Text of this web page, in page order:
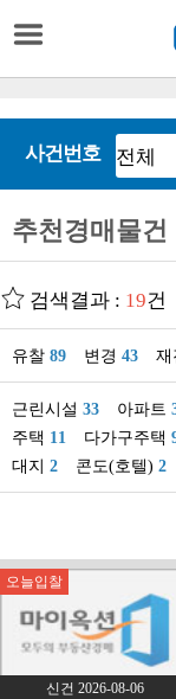
사건번호
추천경매물건
검색결과 : 19건
유찰 89 변경 43 재
근린시설 33 아파트
주택 11 다가구주택
대지 2 콘도(호텔) 2
오늘입찰
신건 2026-08-06